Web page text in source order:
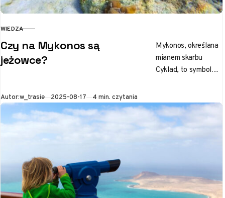
KATEGORIA
WIEDZA
Czy na Mykonos są
jeżowce?
Mykonos, określana
mianem skarbu
Cyklad, to symbol
również znana z
niekończących się
imprez. Ale…
Autor:w_trasie Opublikowano
2025-08-17 4 min. czytania